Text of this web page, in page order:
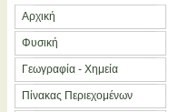
Αρχική
Φυσική
Γεωγραφία - Χημεία
Πίνακας Περιεχομένων